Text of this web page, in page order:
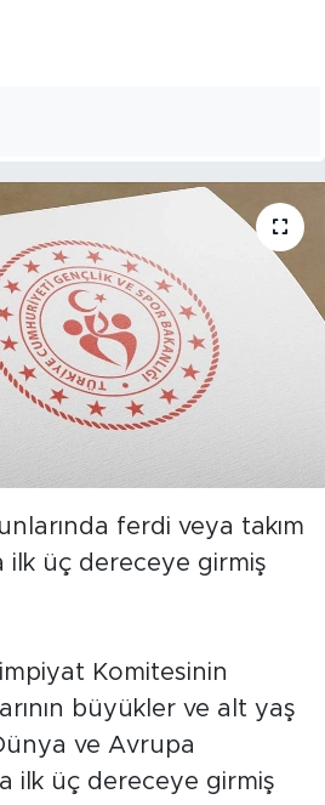
ferdi veya takım
ilk üç dereceye girmiş
Komitesinin
büyükler ve alt yaş
ve Avrupa
ilk üç dereceye girmiş